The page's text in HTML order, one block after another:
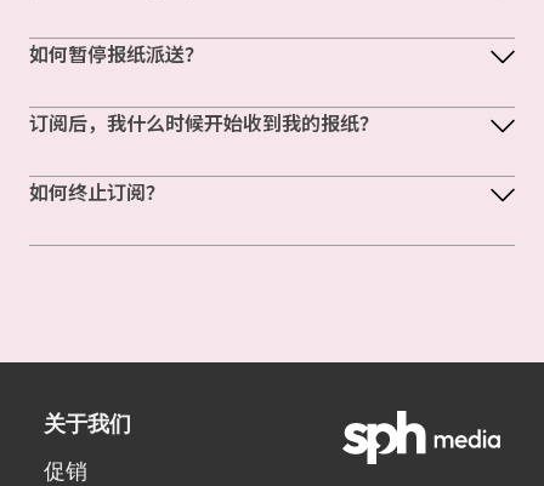
如何暂停报纸派送？
订阅后，我什么时候开始收到我的报纸？
如何终止订阅？
关于我们
促销